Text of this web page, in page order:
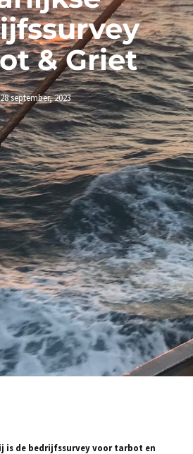
& Griet
28 september, 2023
is de bedrijfssurvey voor tarbot en